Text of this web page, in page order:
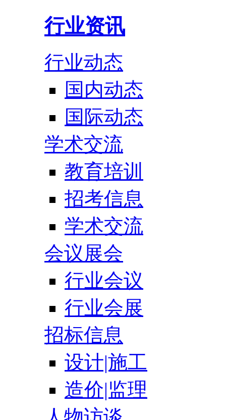
行业资讯
行业动态
国内动态
国际动态
学术交流
教育培训
招考信息
学术交流
会议展会
行业会议
行业会展
招标信息
设计|施工
造价|监理